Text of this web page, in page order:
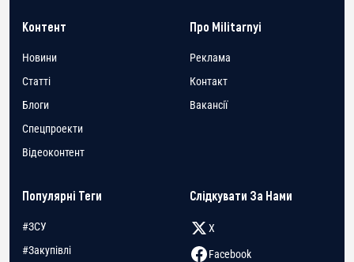
Контент
Новини
Статті
Блоги
Спецпроекти
Відеоконтент
Про Militarnyi
Реклама
Контакт
Вакансії
Популярні Теги
#ЗСУ
#Закупівлі
Слідкувати За Нами
X
Facebook